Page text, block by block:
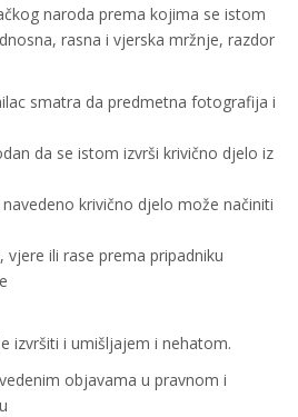
naroda prema kojima se istom
rasna i vjerska mržnje, razdor
smatra da predmetna fotografija i
da se istom izvrši krivično djelo iz
krivično djelo može načiniti
ili rase prema pripadniku
izvršiti i umišljajem i nehatom.
objavama u pravnom i